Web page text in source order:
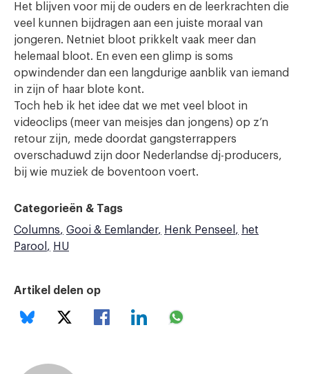
Het blijven voor mij de ouders en de leerkrachten die
veel kunnen bijdragen aan een juiste moraal van
jongeren. Netniet bloot prikkelt vaak meer dan
helemaal bloot. En even een glimp is soms
opwindender dan een langdurige aanblik van iemand
in zijn of haar blote kont.
Toch heb ik het idee dat we met veel bloot in
videoclips (meer van meisjes dan jongens) op z’n
retour zijn, mede doordat gangsterrappers
overschaduwd zijn door Nederlandse dj-producers,
bij wie muziek de boventoon voert.
Categorieën & Tags
Columns
Gooi & Eemlander Henk Penseel
het
Parool
HU
Artikel delen op